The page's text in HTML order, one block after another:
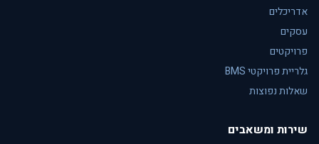
אדריכלים
עסקים
פרויקטים
גלריית פרויקטי BMS
שאלות נפוצות
שירות ומשאבים